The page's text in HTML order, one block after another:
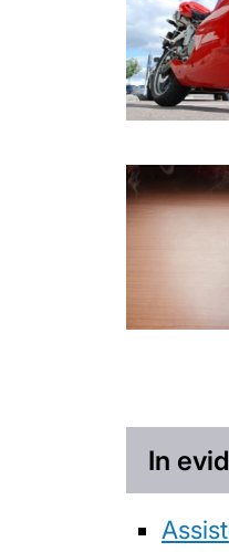
In